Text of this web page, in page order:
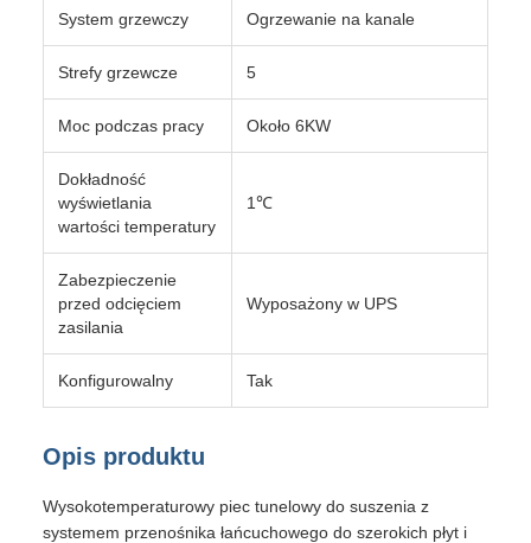
System grzewczy Ogrzewanie na kanale
Strefy grzewcze 5
Moc podczas pracy Około 6KW
Dokładność
wyświetlania
wartości temperatury
1℃
Zabezpieczenie
przed odcięciem
zasilania
Wyposażony w UPS
Konfigurowalny Tak
Opis produktu
Wysokotemperaturowy piec tunelowy do suszenia z
systemem przenośnika łańcuchowego do szerokich płyt i